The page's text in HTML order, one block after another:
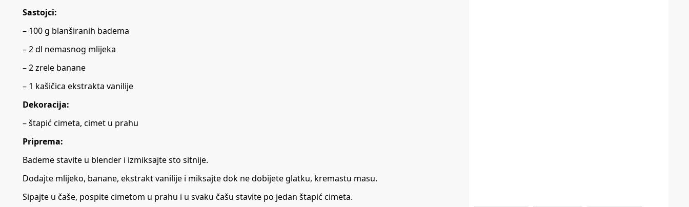
Sastojci:
– 100 g blanširanih badema
– 2 dl nemasnog mlijeka
– 2 zrele banane
– 1 kašičica ekstrakta vanilije
Dekoracija:
– štapić cimeta, cimet u prahu
Priprema:
Bademe stavite u blender i izmiksajte sto sitnije.
Dodajte mlijeko, banane, ekstrakt vanilije i miksajte dok ne dobijete glatku, kremastu masu.
Sipajte u čaše, pospite cimetom u prahu i u svaku čašu stavite po jedan štapić cimeta.